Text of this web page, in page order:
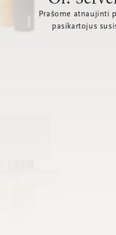
Prašome atnaujinti
pasikartojus